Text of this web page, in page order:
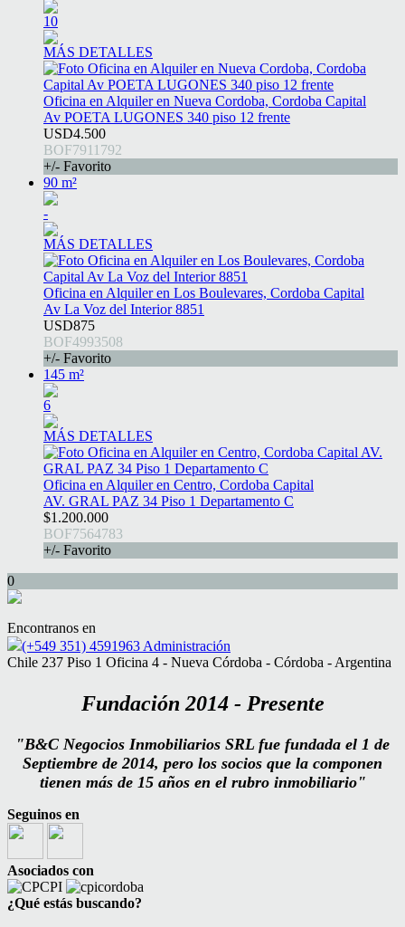
10
MÁS DETALLES
Oficina en Alquiler en Nueva Cordoba, Cordoba Capital
Av POETA LUGONES 340 piso 12 frente
USD4.500
BOF7911792
+/- Favorito
90 m²
-
MÁS DETALLES
Oficina en Alquiler en Los Boulevares, Cordoba Capital
Av La Voz del Interior 8851
USD875
BOF4993508
+/- Favorito
145 m²
6
MÁS DETALLES
Oficina en Alquiler en Centro, Cordoba Capital
AV. GRAL PAZ 34 Piso 1 Departamento C
$1.200.000
BOF7564783
+/- Favorito
0
Encontranos en
(+549 351) 4591963 Administración
Chile 237 Piso 1 Oficina 4 - Nueva Córdoba - Córdoba - Argentina
Fundación 2014 - Presente
"B&C Negocios Inmobiliarios SRL fue fundada el 1 de
Septiembre de 2014, pero los socios que la componen
tienen más de 15 años en el rubro inmobiliario"
Seguinos en
Asociados con
¿Qué estás buscando?